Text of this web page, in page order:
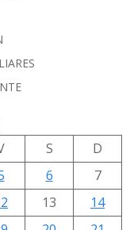
S
D
6
7
13
14